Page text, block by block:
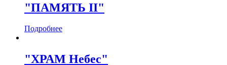
"ПАМЯТЬ II"
Подробнее
"ХРАМ Небес"